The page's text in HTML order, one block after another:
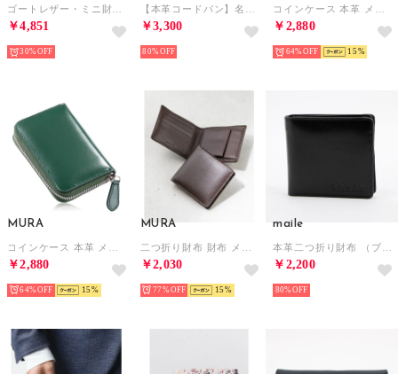
￥4,851
30%
￥3,300
80%
￥2,880
64% 15
MURA
￥2,880
64% 15
MURA
￥2,030
77% 15
maile
￥2,200
80%